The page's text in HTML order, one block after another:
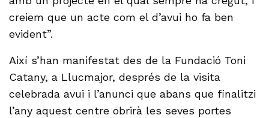
creiem que un acte com el d’avui ho fa ben
evident”.
Així s’han manifestat des de la Fundació Toni
Catany, a Llucmajor, després de la visita
celebrada avui i l’anunci que abans que finalitzi
l’any aquest centre obrirà les seves portes